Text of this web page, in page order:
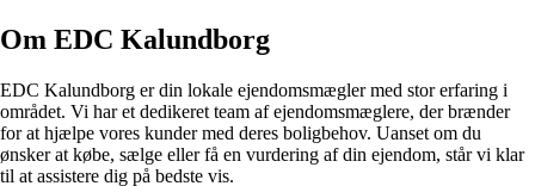
Om EDC Kalundborg
EDC Kalundborg er din lokale ejendomsmægler med stor erfaring i
området. Vi har et dedikeret team af ejendomsmæglere, der brænder
for at hjælpe vores kunder med deres boligbehov. Uanset om du
ønsker at købe, sælge eller få en vurdering af din ejendom, står vi klar
til at assistere dig på bedste vis.